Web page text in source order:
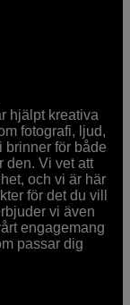
hjälpt kreativa
fotografi, ljud,
brinner för både
den. Vi vet att
och vi är här
för det du vill
vi även
engagemang
passar dig